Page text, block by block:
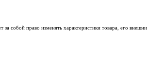
собой право изменять характеристики товара, его